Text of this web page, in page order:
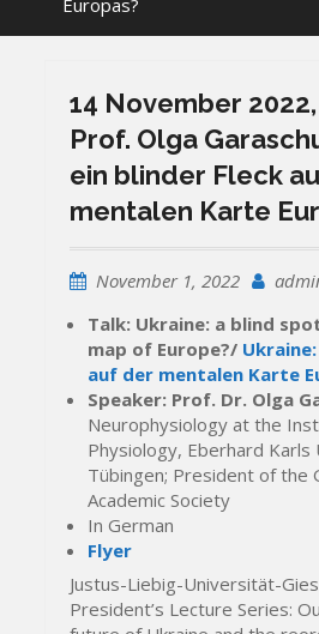
Europas?
14 November
Prof. Olga
ein blinder Fleck
mentalen Karte
November 1, 2022
Talk: Ukraine: a blind
map of Europe?/
auf der mentalen Karte
Speaker: Prof. Dr. Olga
Neurophysiology at the
Physiology, Eberhard
Tübingen; President of the
Academic Society
In German
Flyer
Justus-Liebig-Universität-
President’s Lecture Series: